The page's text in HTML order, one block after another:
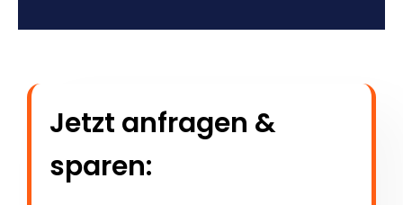
Jetzt anfragen &
sparen: